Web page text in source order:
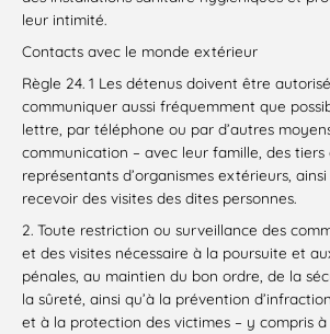
leur intimité.
Contacts avec le monde extérieur
Règle 24. 1 Les détenus doivent être
communiquer aussi fréquemment que
lettre, par téléphone ou par d’autres
communication – avec leur famille, des tiers
représentants d’organismes extérieurs, ainsi
recevoir des visites des dites personnes.
2. Toute restriction ou surveillance des
et des visites nécessaire à la poursuite et
pénales, au maintien du bon ordre, de la
la sûreté, ainsi qu’à la prévention
et à la protection des victimes – y compris à